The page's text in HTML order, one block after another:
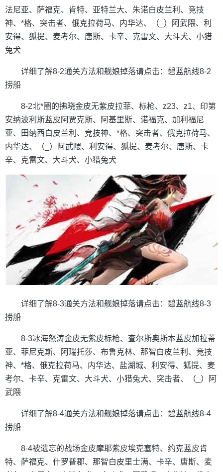
法尼亚、萨福克、肯特、亚特兰大、朱诺白皮兰利、竞技
神、*格、突击者、俄克拉荷马、内华达、（_）阿武隈、利
安得、狐提、麦考尔、唐斯、卡辛、克雷文、大斗犬、小猎
兔犬
详细了解8-2通关方法和舰娘掉落请点击：碧蓝航线8-2
捞船
8-2北*圈的拂晓金皮无紫皮拉菲、标枪、z23、z1、印第
安纳波利斯蓝皮阿贾克斯、阿基里斯、诺福克、加利福尼
亚、田纳西白皮兰利、竞技神、*格、突击者、俄克拉荷马、
内华达、（_）阿武隈、利安得、狐提、麦考尔、唐斯、卡
辛、克雷文、大斗犬、小猎兔犬
详细了解8-3通关方法和舰娘掉落请点击：碧蓝航线8-3
捞船
8-3冰海怒涛金皮无紫皮标枪、查尔斯奥斯本蓝皮加拉蒂
亚、菲尼克斯、阿瑞托莎、布鲁克林、那智白皮兰利、竞技
神、*格、俄克拉荷马、内华达、盐湖城、利安得、狐提、麦
考尔、卡辛、克雷文、大斗犬、小猎兔犬、突击者、（_）阿
武隈
详细了解8-4通关方法和舰娘掉落请点击：碧蓝航线8-4
捞船
8-4被遗忘的战场金皮摩耶紫皮埃克塞特、约克蓝皮肯
特、萨福克、什罗普郡、那智白皮里士满、卡辛、唐斯、麦